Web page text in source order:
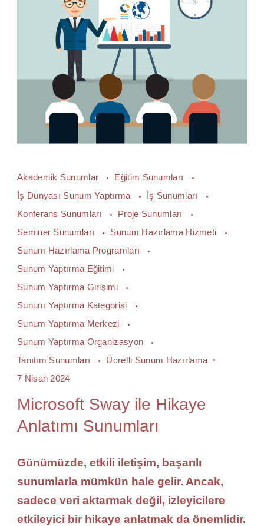
Akademik Sunumlar
Eğitim Sunumları
İş Dünyası Sunum Yaptırma
İş Sunumları
Konferans Sunumları
Proje Sunumları
Seminer Sunumları
Sunum Hazırlama Hizmeti
Sunum Hazırlama Programları
Sunum Yaptırma Eğitimi
Sunum Yaptırma Girişimi
Sunum Yaptırma Kategorisi
Sunum Yaptırma Merkezi
Sunum Yaptırma Organizasyon
Tanıtım Sunumları
Ücretli Sunum Hazırlama
7 Nisan 2024
Microsoft Sway ile Hikaye
Anlatımı Sunumları
Günümüzde, etkili iletişim, başarılı
sunumlarla mümkün hale gelir. Ancak,
sadece veri aktarmak değil, izleyicilere
etkileyici bir hikaye anlatmak da önemlidir.